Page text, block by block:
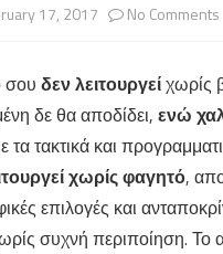
17, 2017 No Comments
σου δεν λειτουργείχωρίς
δε θα αποδίδει, ενώ
τα τακτικά και
χωρίς φαγητό,
επιλογές και
συχνή περιποίηση. Το